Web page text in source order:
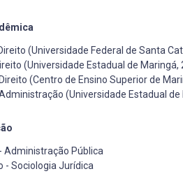
(Universidade Federal de Santa
(Universidade Estadual de Maringá,
(Centro de Ensino Superior de
(Universidade Estadual de
Administração Pública
- Sociologia Jurídica